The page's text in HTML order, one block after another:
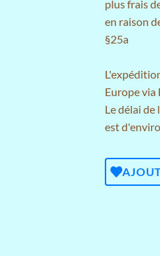
plusfrais
en raison
§25a
Europe via
Le délai
est